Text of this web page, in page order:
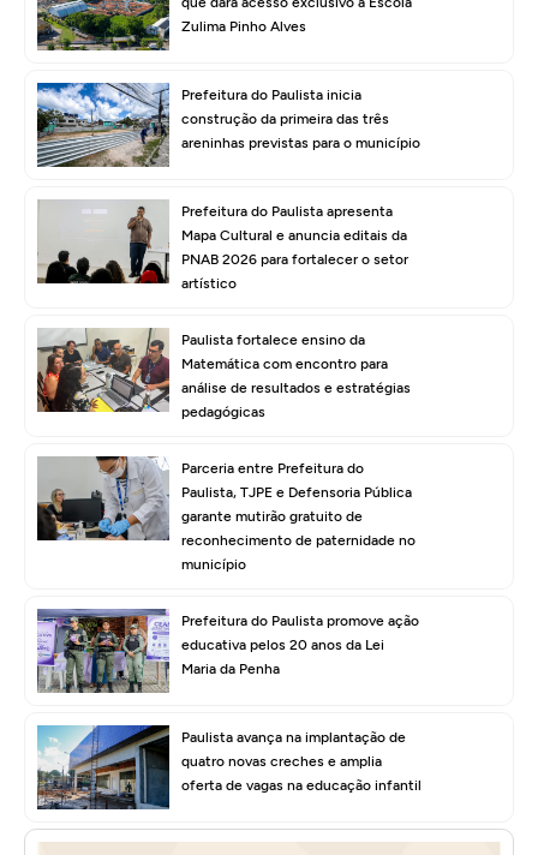
Zulima Pinho Alves
Prefeitura do Paulista inicia
construção da primeira das três
areninhas previstas para o município
Prefeitura do Paulista apresenta
Mapa Cultural e anuncia editais da
PNAB 2026 para fortalecer o setor
artístico
Paulista fortalece ensino da
Matemática com encontro para
análise de resultados e estratégias
pedagógicas
Parceria entre Prefeitura do
Paulista, TJPE e Defensoria Pública
garante mutirão gratuito de
reconhecimento de paternidade no
município
Prefeitura do Paulista promove ação
educativa pelos 20 anos da Lei
Maria da Penha
Paulista avança na implantação de
quatro novas creches e amplia
oferta de vagas na educação infantil